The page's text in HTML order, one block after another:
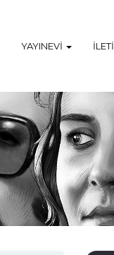
YAYINEVI